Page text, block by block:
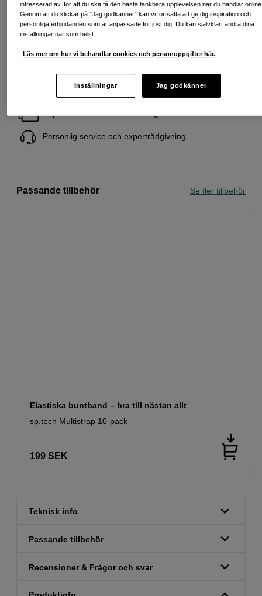
Lägg i kundvagn
Fri frakt vid köp över 1 500 kronor
Köp nu och betala inom 30 dagar
Personlig service och expertrådgivning
Passande tillbehör Se fler tillbehör
Elastiska buntband – bra till nästan allt
sp.tech Multistrap 10-pack
199 SEK
Teknisk info
Passande tillbehör
Recensioner & Frågor och svar
intresserad av, för att du ska få den bästa tänkbara upplevelsen när du handlar
Genom att du klickar på ”Jag godkänner” kan vi fortsätta att ge dig inspiration och
personliga erbjudanden som är anpassade för just dig. Du kan självklart ändra dina
inställningar när som helst.
Läs mer om hur vi behandlar cookies och personuppgifter här.
Inställningar Jag godkänner